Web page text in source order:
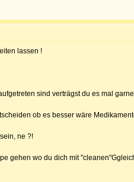
lassen !
sind verträgst du es mal
ob es besser wäre
ne ?!
gehen wo du dich mit